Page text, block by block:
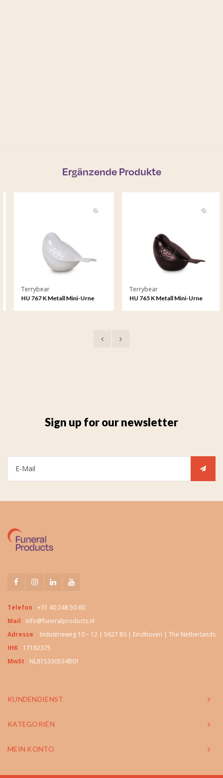
Ergänzende Produkte
Terrybear
HU 767 K Metall Mini-Urne
Terrybear
HU 765 K Metall Mini-Urne
Sign up for our newsletter
Telefon
+31 40 248 50 60
Mail
info@funeralproducts.nl
Adresse
Industrieweg 10 – 12 | 5627 BS | Eindhoven | The Netherlands
IHK
17182375
MwSt
NL815330534B01
KUNDENDIENST
KATEGORIËN
MEIN KONTO